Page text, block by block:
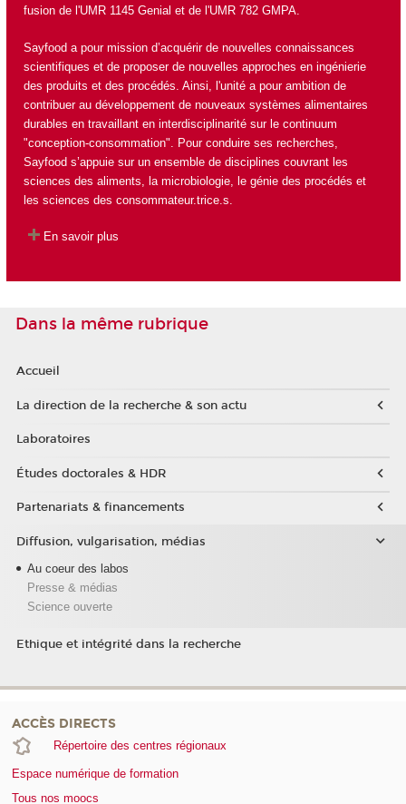
fusion de l'UMR 1145 Genial et de l'UMR 782 GMPA.
Sayfood a pour mission d’acquérir de nouvelles connaissances
scientifiques et de proposer de nouvelles approches en ingénierie
des produits et des procédés. Ainsi, l'unité a pour ambition de
contribuer au développement de nouveaux systèmes alimentaires
durables en travaillant en interdisciplinarité sur le continuum
"conception-consommation". Pour conduire ses recherches,
Sayfood s’appuie sur un ensemble de disciplines couvrant les
sciences des aliments, la microbiologie, le génie des procédés et
les sciences des consommateur.trice.s.
En savoir plus
Dans la même rubrique
Accueil
La direction de la recherche & son actu
Laboratoires
Études doctorales & HDR
Partenariats & financements
Diffusion, vulgarisation, médias
Au coeur des labos
Presse & médias
Science ouverte
Ethique et intégrité dans la recherche
ACCÈS DIRECTS
Répertoire des centres régionaux
Espace numérique de formation
Tous nos moocs